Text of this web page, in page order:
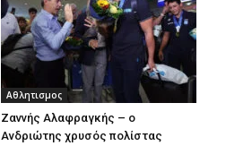
Αθλητισμος
Ζαννής Αλαφραγκής – ο
Ανδριώτης χρυσός πολίστας